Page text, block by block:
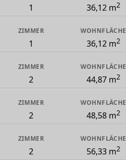
1 36,12 m2
ZIMMER
1
WOHNFLÄCHE
36,12 m2
ZIMMER
2
WOHNFLÄCHE
44,87 m2
ZIMMER
2
WOHNFLÄCHE
48,58 m2
ZIMMER
2
WOHNFLÄCHE
56,33 m2